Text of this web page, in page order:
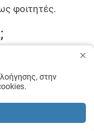
στην
φοιτητές.